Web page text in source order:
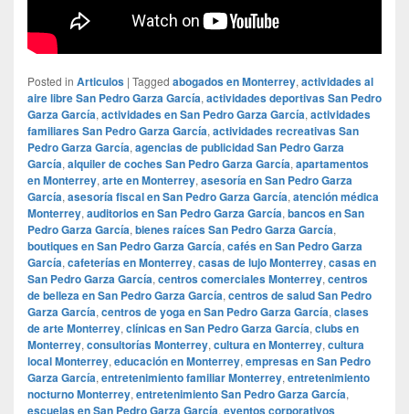
Posted in Articulos | Tagged abogados en Monterrey, actividades al
aire libre San Pedro Garza García, actividades deportivas San Pedro
Garza García, actividades en San Pedro Garza García, actividades
familiares San Pedro Garza García, actividades recreativas San
Pedro Garza García, agencias de publicidad San Pedro Garza
García, alquiler de coches San Pedro Garza García, apartamentos
en Monterrey, arte en Monterrey, asesoría en San Pedro Garza
García, asesoría fiscal en San Pedro Garza García, atención médica
Monterrey, auditorios en San Pedro Garza García, bancos en San
Pedro Garza García, bienes raíces San Pedro Garza García,
boutiques en San Pedro Garza García, cafés en San Pedro Garza
García, cafeterías en Monterrey, casas de lujo Monterrey, casas en
San Pedro Garza García, centros comerciales Monterrey, centros
de belleza en San Pedro Garza García, centros de salud San Pedro
Garza García, centros de yoga en San Pedro Garza García, clases
de arte Monterrey, clínicas en San Pedro Garza García, clubs en
Monterrey, consultorías Monterrey, cultura en Monterrey, cultura
local Monterrey, educación en Monterrey, empresas en San Pedro
Garza García, entretenimiento familiar Monterrey, entretenimiento
nocturno Monterrey, entretenimiento San Pedro Garza García,
escuelas en San Pedro Garza García, eventos corporativos